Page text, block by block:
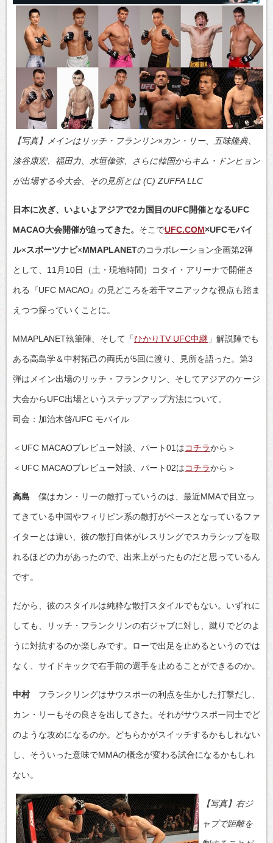
【写真】メインはリッチ・フランリン×カン・リー、五味隆典、
漆谷康宏、福田力、水垣偉弥、さらに韓国からキム・ドンヒョン
が出場する今大会、その見所とは (C) ZUFFA LLC
日本に次ぎ、いよいよアジアで2カ国目のUFC開催となるUFC
MACAO大会開催が迫ってきた。 そこでUFC.COM×UFCモバイ
ル×スポーツナビ×MMAPLANETのコラボレーション企画第2弾
として、11月10日（土・現地時間）コタイ・アリーナで開催さ
れる『UFC MACAO』の見どころを若干マニアックな視点も踏ま
えつつ探っていくことに。
MMAPLANET執筆陣、そして「ひかりTV UFC中継 」解説陣でも
ある高島学＆中村拓己の両氏が5回に渡り、見所を語った。第3
弾はメイン出場のリッチ・フランクリン、そしてアジアのケージ
大会からUFC出場というステップアップ方法について。
司会：加治木啓/UFC モバイル
＜UFC MACAOプレビュー対談、パート01はコチラから＞
＜UFC MACAOプレビュー対談、パート02はコチラから＞
高島 僕はカン・リーの散打っていうのは、最近MMAで目立っ
てきている中国やフィリピン系の散打がベースとなっているファ
イターとは違い、彼の散打自体がレスリングでスカラシップを取
れるほどの力があったので、出来上がったものだと思っているん
です。
だから、彼のスタイルは純粋な散打スタイルでもない。いずれに
しても、リッチ・フランクリンの右ジャブに対し、蹴りでどのよ
うに対抗するのか楽しみです。ローで出足を止めるというのでは
なく、サイドキックで右手前の選手を止めることができるのか。
中村フランクリングはサウスポーの利点を生かした打撃だし、
カン・リーもその良さを出してきた。それがサウスポー同士でど
のような攻めになるのか。どちらかがスイッチするかもしれない
し、そういった意味でMMAの概念が変わる試合になるかもしれ
ない。
【写真】右ジ
ャブで距離を